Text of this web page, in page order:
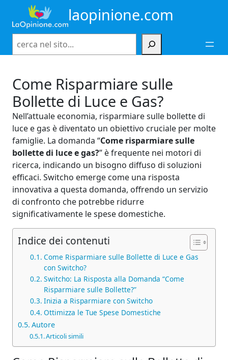
contenuto
laopinione.com
Come Risparmiare sulle
Bollette di Luce e Gas?
Nell’attuale economia, risparmiare sulle bollette di
luce e gas è diventato un obiettivo cruciale per molte
famiglie. La domanda “Come risparmiare sulle
bollette di luce e gas?” è frequente nei motori di
ricerca, indicando un bisogno diffuso di soluzioni
efficaci. Switcho emerge come una risposta
innovativa a questa domanda, offrendo un servizio
di confronto che potrebbe ridurre
significativamente le spese domestiche.
Indice dei contenuti
Come Risparmiare sulle Bollette di Luce e Gas
con Switcho?
Switcho: La Risposta alla Domanda “Come
Risparmiare sulle Bollette?”
Inizia a Risparmiare con Switcho
Ottimizza le Tue Spese Domestiche
Autore
Articoli simili